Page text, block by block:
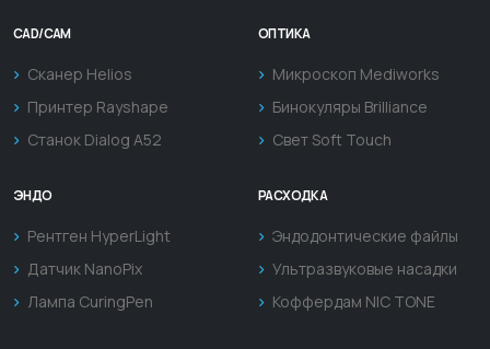
CAD/CAM
Сканер Helios
Принтер Rayshape
Станок Dialog A52
ОПТИКА
Микроскоп Mediworks
Бинокуляры Brilliance
Свет Soft Touch
ЭНДО
Рентген HyperLight
Датчик NanoPix
Лампа CuringPen
РАСХОДКА
Эндодонтические файлы
Ультразвуковые насадки
Коффердам NIC TONE